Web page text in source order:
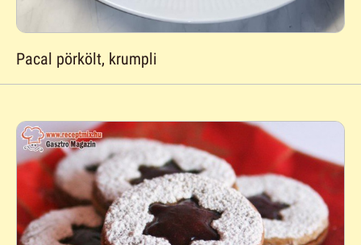
Pacal pörkölt, krumpli